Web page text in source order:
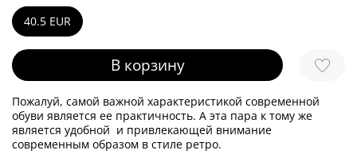
В корзину
40.5 EUR
Пожалуй, самой важной характеристикой современной
обуви является ее практичность. А эта пара к тому же
является удобной и привлекающей внимание
современным образом в стиле ретро.